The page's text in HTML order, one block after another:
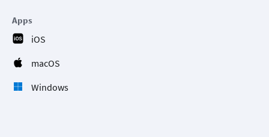
Apps
iOS
macOS
Windows